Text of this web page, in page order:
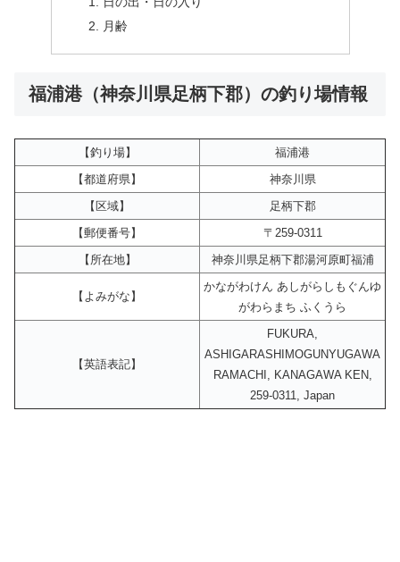
月齢
福浦港（神奈川県足柄下郡）の釣り場情報
【釣り場】
福浦港
【都道府県】
神奈川県
【区域】
足柄下郡
【郵便番号】
〒259-0311
【所在地】
神奈川県足柄下郡湯河原町福浦
【よみがな】
かながわけん あしがらしもぐんゆ
がわらまち ふくうら
【英語表記】
FUKURA,
ASHIGARASHIMOGUNYUGAWA
RAMACHI, KANAGAWA KEN,
259-0311, Japan